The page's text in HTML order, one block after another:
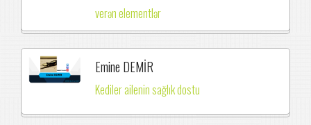
verən elementlər
Emine DEMİR
Kediler ailenin sağlık dostu